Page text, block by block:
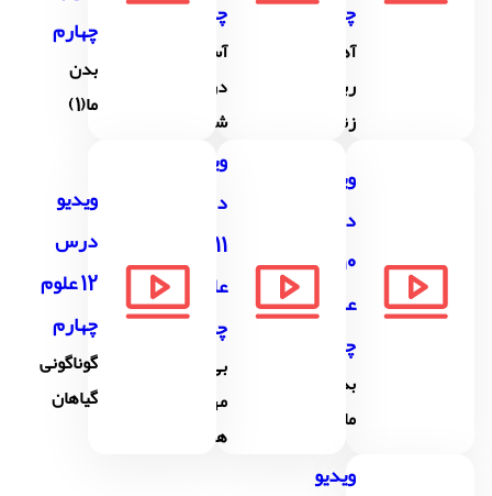
چهارم
آهن
ربا در
زندگی
چهارم
آسمان
در
شب
چهارم
بدن
ما(1)
ویدیو
درس
10
علوم
چهارم
بدن
ما(2)
ویدیو
درس
11
علوم
چهارم
بی
مهره
ها
ویدیو
درس
12 علوم
چهارم
گوناگونی
گیاهان
ویدیو